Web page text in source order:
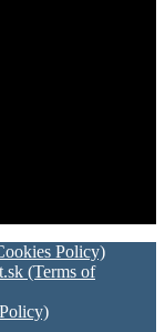
Policy)
(Terms of